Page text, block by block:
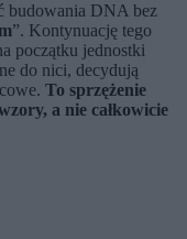
budowania DNA bez
”. Kontynuację tego
początku jednostki
do nici, decydują
To sprzężenie
a nie całkowicie